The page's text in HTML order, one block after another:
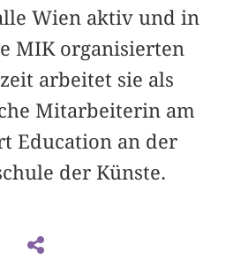
Wien aktiv und in
MIK organisierten
arbeitet sie als
Mitarbeiterin am
Education an der
der Künste.